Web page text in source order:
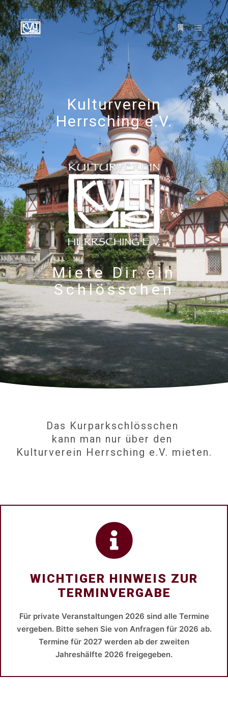
Kulturverein
Herrsching e.V.
Miete Dir ein
Schlösschen
Das Kurparkschlösschen
kann man nur über den
Kulturverein Herrsching e.V. mieten.
WICHTIGER HINWEIS ZUR
TERMINVERGABE
Für private Veranstaltungen 2026 sind alle Termine
vergeben. Bitte sehen Sie von Anfragen für 2026 ab.
Termine für 2027 werden ab der zweiten
Jahreshälfte 2026 freigegeben.